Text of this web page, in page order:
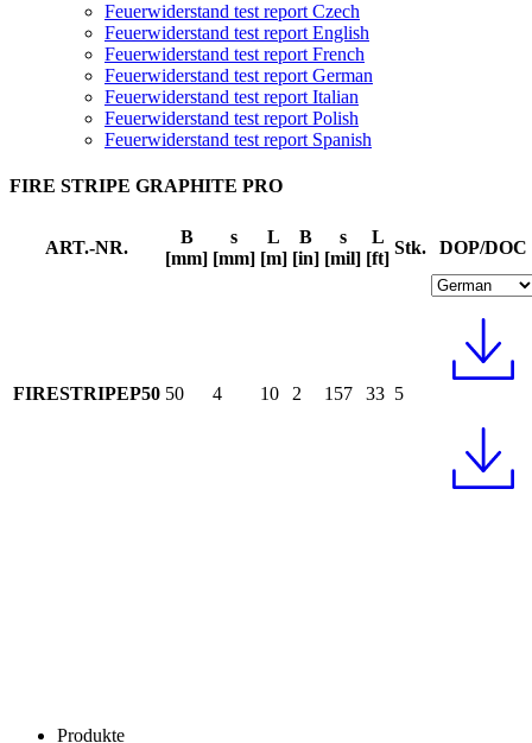
Feuerwiderstand test report Czech
Feuerwiderstand test report English
Feuerwiderstand test report French
Feuerwiderstand test report German
Feuerwiderstand test report Italian
Feuerwiderstand test report Polish
Feuerwiderstand test report Spanish
FIRE STRIPE GRAPHITE PRO
ART.-NR.
B
[mm]
s
[mm]
L
[m]
B
[in]
s
[mil]
L
[ft]
Stk. DOP/DOC
FIRESTRIPEP50 50 4 10 2 157 33 5
Produkte